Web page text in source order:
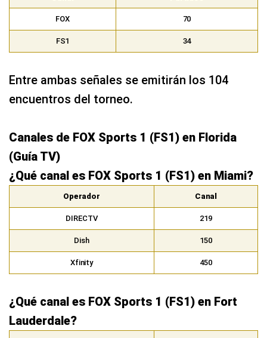
FOX 70
FS1 34
Entre ambas señales se emitirán los 104
encuentros del torneo.
Canales de FOX Sports 1 (FS1) en Florida
(Guía TV)
¿Qué canal es FOX Sports 1 (FS1) en Miami?
Operador Canal
DIRECTV 219
Dish 150
Xfinity 450
¿Qué canal es FOX Sports 1 (FS1) en Fort
Lauderdale?